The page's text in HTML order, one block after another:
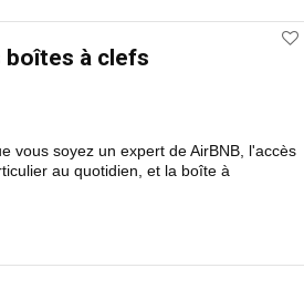
boîtes à clefs
vous soyez un expert de AirBNB, l'accès
au quotidien, et la boîte à